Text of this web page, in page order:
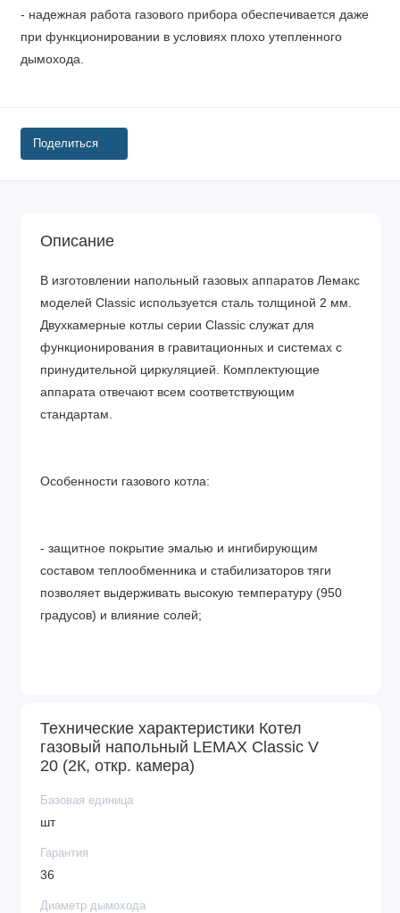
- надежная работа газового прибора обеспечивается даже
при функционировании в условиях плохо утепленного
дымохода.
Поделиться
Описание
В изготовлении напольный газовых аппаратов Лемакс
моделей Classic используется сталь толщиной 2 мм.
Двухкамерные котлы серии Classic служат для
функционирования в гравитационных и системах с
принудительной циркуляцией. Комплектующие
аппарата отвечают всем соответствующим
стандартам.
Особенности газового котла:
- защитное покрытие эмалью и ингибирующим
составом теплообменника и стабилизаторов тяги
позволяет выдерживать высокую температуру (950
градусов) и влияние солей;
- отопительный аппарат полностью энергонезависим;
микрокафельной горелкой компании POLIDORO и
современным газогорелочным аппаратом SIT
наилучшего качества из Италии;
Технические характеристики Котел
газовый напольный LEMAX Classic V
20 (2К, откр. камера)
Базовая единица
шт
Гарантия
36
Диаметр дымохода